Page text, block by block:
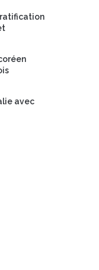
ratification
avec